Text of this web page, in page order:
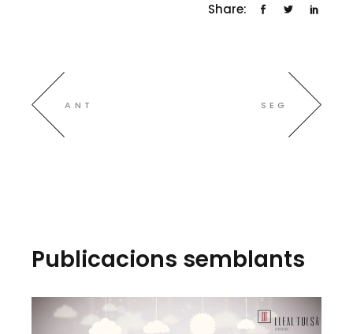
Share:
ANT SEG
Publicacions semblants